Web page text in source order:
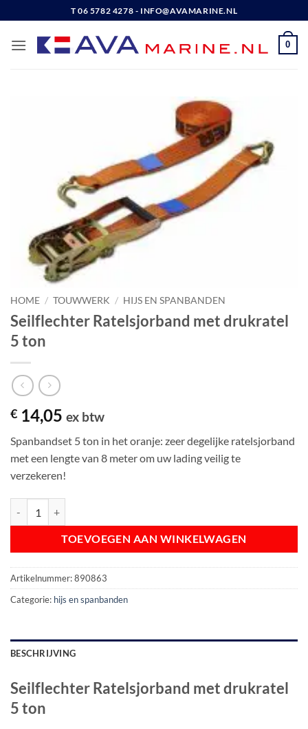
naar
inhoud
T 06 5782 4278 - INFO@AVAMARINE.NL
0
HOME / TOUWWERK / HIJS EN SPANBANDEN
Seilflechter Ratelsjorband met drukratel
5 ton
€ 14,05 ex btw
Spanbandset 5 ton in het oranje: zeer degelijke ratelsjorband
met een lengte van 8 meter om uw lading veilig te
verzekeren!
TOEVOEGEN AAN WINKELWAGEN
Artikelnummer:890863
Categorie: hijs en spanbanden
BESCHRIJVING
Seilflechter Ratelsjorband met drukratel
5 ton